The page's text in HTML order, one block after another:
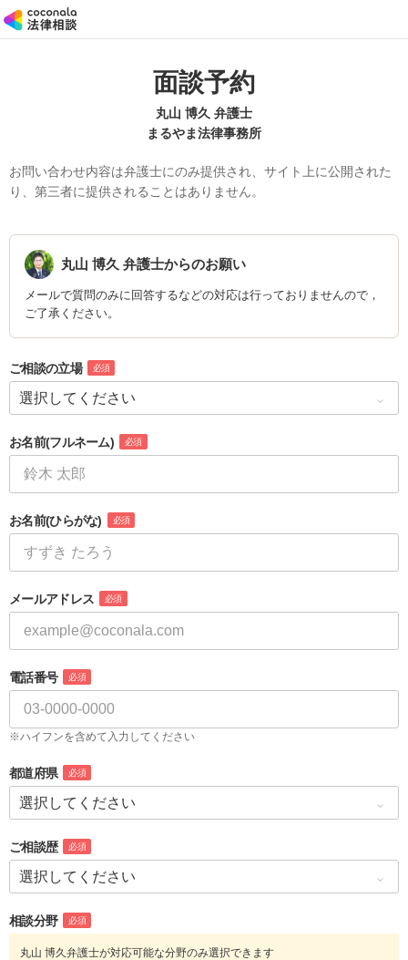
面談予約
丸山 博久 弁護士
まるやま法律事務所
お問い合わせ内容は弁護士にのみ提供され、サイト上に公開された
り、第三者に提供されることはありません。
丸山 博久 弁護士からのお願い
メールで質問のみに回答するなどの対応は行っておりませんので，
ご了承ください。
ご相談の立場 必須
お名前(フルネーム) 必須
お名前(ひらがな) 必須
メールアドレス 必須
電話番号 必須
※ハイフンを含めて入力してください
都道府県 必須
ご相談歴 必須
相談分野 必須
丸山 博久弁護士が対応可能な分野のみ選択できます